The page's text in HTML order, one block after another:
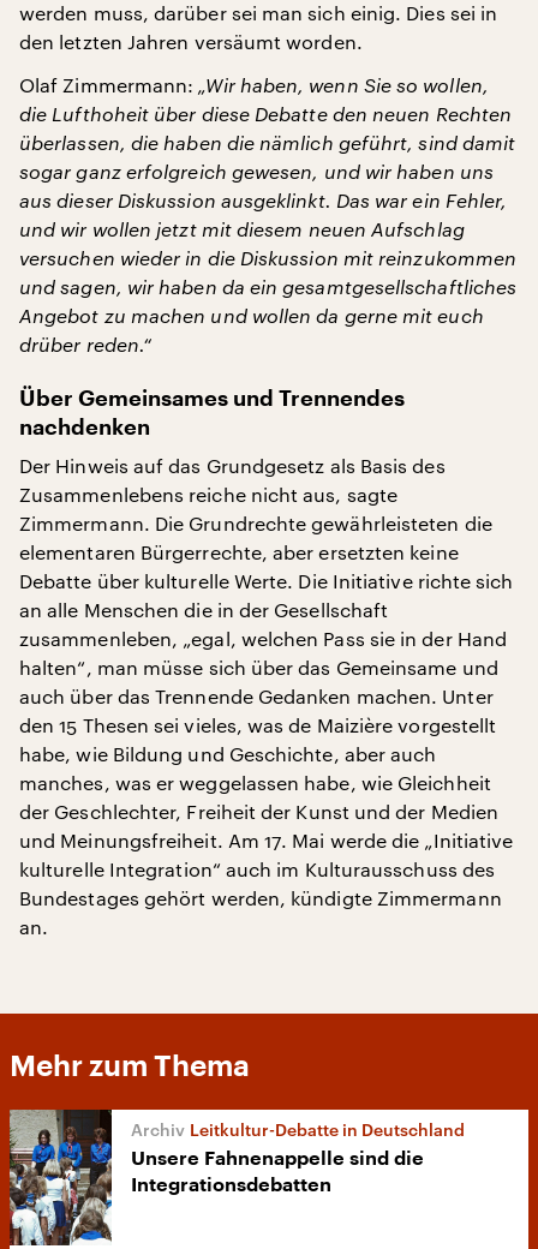
werden muss, darüber sei man sich einig. Dies sei in
den letzten Jahren versäumt worden.
Olaf Zimmermann: „Wir haben, wenn Sie so wollen,
die Lufthoheit über diese Debatte den neuen Rechten
überlassen, die haben die nämlich geführt, sind damit
sogar ganz erfolgreich gewesen, und wir haben uns
aus dieser Diskussion ausgeklinkt. Das war ein Fehler,
und wir wollen jetzt mit diesem neuen Aufschlag
versuchen wieder in die Diskussion mit reinzukommen
und sagen, wir haben da ein gesamtgesellschaftliches
Angebot zu machen und wollen da gerne mit euch
drüber reden.“
Über Gemeinsames und Trennendes
nachdenken
Der Hinweis auf das Grundgesetz als Basis des
Zusammenlebens reiche nicht aus, sagte
Zimmermann. Die Grundrechte gewährleisteten die
elementaren Bürgerrechte, aber ersetzten keine
Debatte über kulturelle Werte. Die Initiative richte sich
an alle Menschen die in der Gesellschaft
zusammenleben, „egal, welchen Pass sie in der Hand
halten“, man müsse sich über das Gemeinsame und
auch über das Trennende Gedanken machen. Unter
den 15 Thesen sei vieles, was de Maizière vorgestellt
habe, wie Bildung und Geschichte, aber auch
manches, was er weggelassen habe, wie Gleichheit
der Geschlechter, Freiheit der Kunst und der Medien
und Meinungsfreiheit. Am 17. Mai werde die „Initiative
kulturelle Integration“ auch im Kulturausschuss des
Bundestages gehört werden, kündigte Zimmermann
an.
Mehr zum Thema
Leitkultur-Debatte in Deutschland
Unsere Fahnenappelle sind die
Integrationsdebatten